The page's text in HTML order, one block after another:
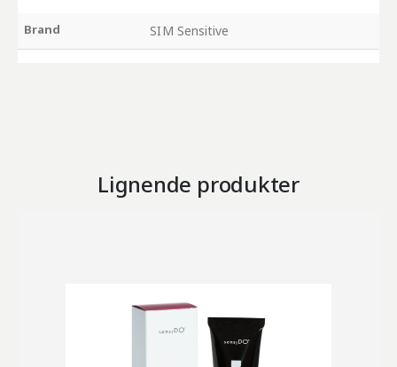
Brand SIM Sensitive
Lignende produkter